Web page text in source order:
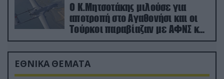
Ο Κ.Μητσοτάκης μιλούσε για
αποτροπή στο Αγαθονήσι και οι
Τούρκοι παραβίαζαν με ΑΦΝΣ και
drone
ΕΘΝΙΚΑ ΘΕΜΑΤΑ